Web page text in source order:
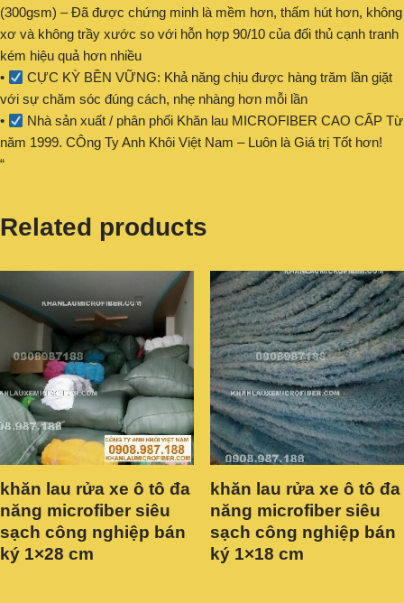
(300gsm) – Đã được chứng minh là mềm hơn, thấm hút hơn, không
xơ và không trầy xước so với hỗn hợp 90/10 của đối thủ cạnh tranh
kém hiệu quả hơn nhiều
•
CỰC KỲ BỀN VỮNG: Khả năng chịu được hàng trăm lần giặt
với sự chăm sóc đúng cách, nhẹ nhàng hơn mỗi lần
•
Nhà sản xuất / phân phối Khăn lau MICROFIBER CAO CẤP Từ
năm 1999. CÔng Ty Anh Khôi Việt Nam – Luôn là Giá trị Tốt hơn!
“
Related products
khăn lau rửa xe ô tô đa
năng microfiber siêu
sạch công nghiệp bán
ký 1×28 cm
khăn lau rửa xe ô tô đa
năng microfiber siêu
sạch công nghiệp bán
ký 1×18 cm